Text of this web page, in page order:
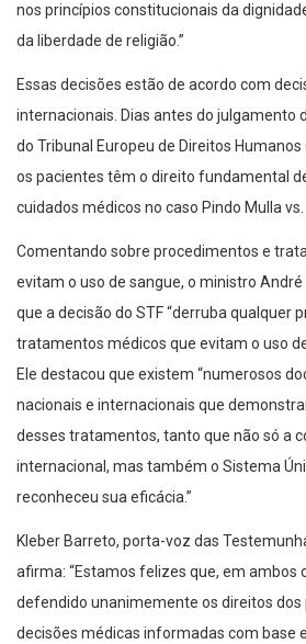
nos princípios constitucionais da
da liberdade de religião.”
Essas decisões estão de acordo com
internacionais. Dias antes do julgamento
do Tribunal Europeu de Direitos
os pacientes têm o direito fundamental
cuidados médicos no caso Pindo Mulla vs.
Comentando sobre procedimentos e
evitam o uso de sangue, o ministro
que a decisão do STF “derruba qualquer
tratamentos médicos que evitam o uso
Ele destacou que existem “numerosos
nacionais e internacionais que
desses tratamentos, tanto que não só a
internacional, mas também o Sistema
reconheceu sua eficácia.”
Kleber Barreto, porta-voz das
afirma: “Estamos felizes que, em ambos
defendido unanimemente os direitos
decisões médicas informadas com base